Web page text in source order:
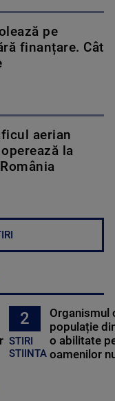
pe
finanțare. Cât
aerian
la
2
STIRI
STIINTA
Organismul
populație
o abilitate
oamenilor